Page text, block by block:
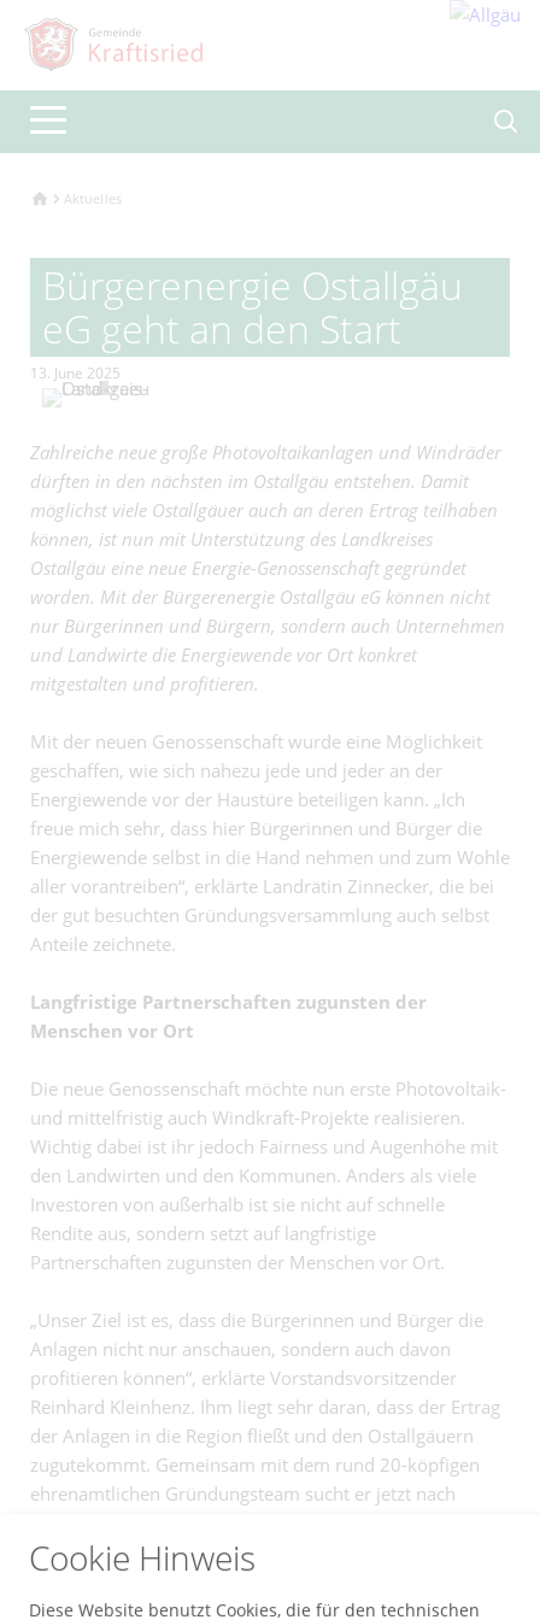
Aktuelles
Bürgerenergie Ostallgäu
eG geht an den Start
13. June 2025
Zahlreiche neue große Photovoltaikanlagen und Windräder
dürften in den nächsten im Ostallgäu entstehen. Damit
möglichst viele Ostallgäuer auch an deren Ertrag teilhaben
können, ist nun mit Unterstützung des Landkreises
Ostallgäu eine neue Energie-Genossenschaft gegründet
worden. Mit der Bürgerenergie Ostallgäu eG können nicht
nur Bürgerinnen und Bürgern, sondern auch Unternehmen
und Landwirte die Energiewende vor Ort konkret
mitgestalten und profitieren.
Mit der neuen Genossenschaft wurde eine Möglichkeit
geschaffen, wie sich nahezu jede und jeder an der
Energiewende vor der Haustüre beteiligen kann. „Ich
freue mich sehr, dass hier Bürgerinnen und Bürger die
Energiewende selbst in die Hand nehmen und zum Wohle
aller vorantreiben“, erklärte Landrätin Zinnecker, die bei
der gut besuchten Gründungsversammlung auch selbst
Anteile zeichnete.
Langfristige Partnerschaften zugunsten der
Menschen vor Ort
Die neue Genossenschaft möchte nun erste Photovoltaik-
und mittelfristig auch Windkraft-Projekte realisieren.
Wichtig dabei ist ihr jedoch Fairness und Augenhöhe mit
den Landwirten und den Kommunen. Anders als viele
Investoren von außerhalb ist sie nicht auf schnelle
Rendite aus, sondern setzt auf langfristige
Partnerschaften zugunsten der Menschen vor Ort.
„Unser Ziel ist es, dass die Bürgerinnen und Bürger die
Anlagen nicht nur anschauen, sondern auch davon
profitieren können“, erklärte Vorstandsvorsitzender
Reinhard Kleinhenz. Ihm liegt sehr daran, dass der Ertrag
der Anlagen in die Region fließt und den Ostallgäuern
zugutekommt. Gemeinsam mit dem rund 20-köpfigen
ehrenamtlichen Gründungsteam sucht er jetzt nach
Windkraftprojekte. Doch nicht nur Flächen, sondern auch
werden aber nicht nur Fachleute, sondern auch Personen,
Cookie Hinweis
Diese Website benutzt Cookies, die für den technischen